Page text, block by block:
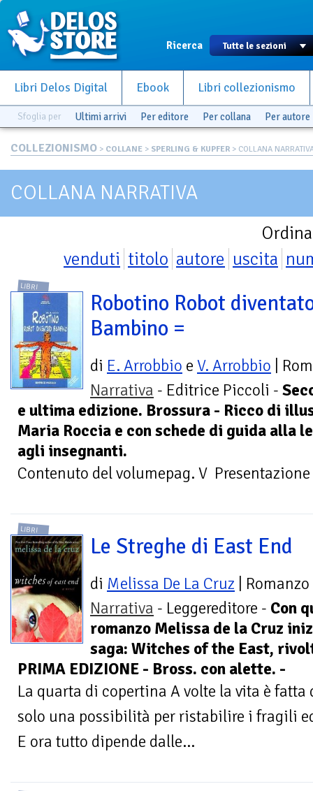
Ricerca
Libri Delos Digital Ebook Libri collezionismo
Sfoglia per Ultimi arrivi Per editore Per collana Per autore
COLLEZIONISMO > COLLANE > SPERLING & KUPFER > COLLANA
COLLANA NARRATIVA
venduti titolo autore uscita
LIBRI
Robotino Robot
Bambino =
di E. Arrobbio e V. Arrobbio |
Narrativa - Editrice Piccoli -
e ultima edizione. Brossura - Ricco di
Maria Roccia e con schede di guida alla
agli insegnanti.
Contenuto del volumepag. V
LIBRI
Le Streghe di East End
di Melissa De La Cruz | Romanzo
Narrativa - Leggereditore - Con
romanzo Melissa de la Cruz
saga: Witches of the East,
PRIMA EDIZIONE - Bross. con alette. -
La quarta di copertina A volte la vita è
solo una possibilità per ristabilire i fragili
E ora tutto dipende dalle...